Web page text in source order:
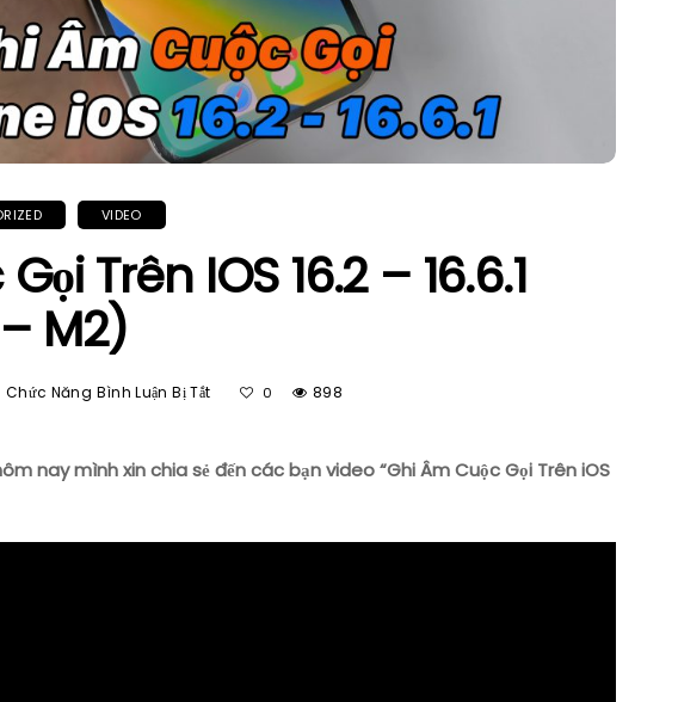
VIDEO
Trên IOS 16.2 – 16.6.1
– M2)
Chức Năng Bình Luận Bị Tắt
Cuộc
IOS
0 898
nay mình xin chia sẻ đến các bạn video “Ghi Âm Cuộc Gọi Trên iOS